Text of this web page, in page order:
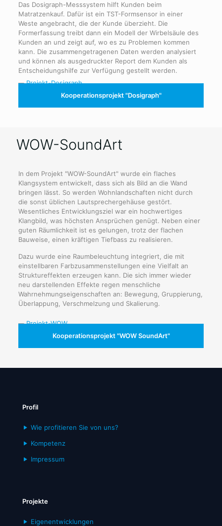
Das Dosigraph-Messsystem hilft Kunden beim
Matratzenkauf. Dafür ist ein TST-Formsensor in einer
Weste angebracht, die der Kunde überzieht. Die
Formerfassung treibt dann ein Modell der Wirbelsäule des
Kunden an und zeigt auf, wo es zu Problemen kommen
kann. Die zusammengetragenen Daten werden analysiert
und können als ausgedruckter Report dem Kunden als
Entscheidungshilfe zur Verfügung gestellt werden.
Kooperationsprojekt "Dosigraph"
WOW-SoundArt
In dem Projekt "WOW-SoundArt" wurde ein flaches
Klangsystem entwickelt, dass sich als Bild an die Wand
bringen lässt. So werden Wohnlandschaften nicht durch
die sonst üblichen Lautsprechergehäuse gestört.
Wesentliches Entwicklungsziel war ein hochwertiges
Klangbild, was höchsten Ansprüchen genügt. Neben einer
guten Räumlichkeit ist es gelungen, trotz der flachen
Bauweise, einen kräftigen Tiefbass zu realisieren.
Dazu wurde eine Raumbeleuchtung integriert, die mit
einstellbaren Farbzusammenstellungen eine Vielfalt an
Struktureffekten erzeugen kann. Die sich immer wieder
neu darstellenden Effekte regen menschliche
Wahrnehmungseigenschaften an: Bewegung, Gruppierung,
Überlappung, Verschmelzung und Skalierung.
Kooperationsprojekt "WOW SoundArt"
Profil
Wie profitieren Sie von uns?
Kompetenz
Impressum
Projekte
Eigenentwicklungen